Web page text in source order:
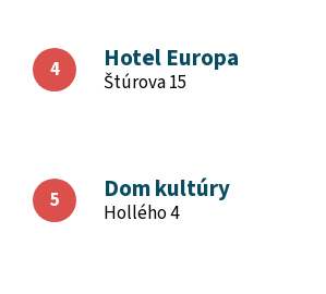
Hotel Europa
Štúrova 15
Dom kultúry
Hollého 4